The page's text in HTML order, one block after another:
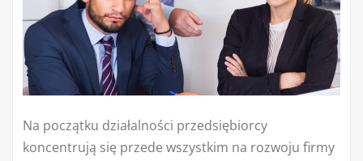
Na początku działalności przedsiębiorcy
koncentrują się przede wszystkim na rozwoju firmy